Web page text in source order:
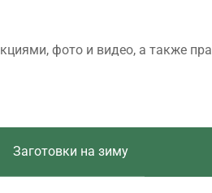
фото и видео, а также
Заготовки на зиму